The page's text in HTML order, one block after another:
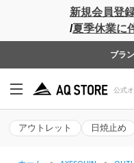
新規会員登
/夏季休業に
ブラ
アウトレット 日焼止め